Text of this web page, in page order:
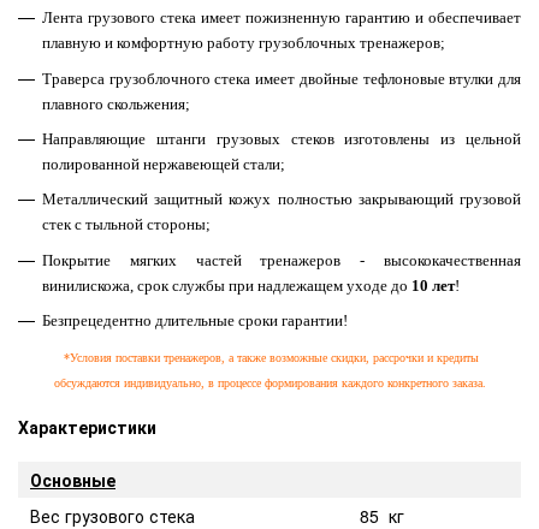
Лента грузового стека имеет пожизненную гарантию и обеспечивает
плавную и комфортную работу грузоблочных тренажеров;
Траверса грузоблочного стека имеет двойные тефлоновые втулки для
плавного скольжения;
Направляющие штанги грузовых стеков изготовлены из цельной
полированной нержавеющей стали;
Металлический защитный кожух полностью закрывающий грузовой
стек с тыльной стороны;
Покрытие мягких частей тренажеров - высококачественная
винилискожа, срок службы при надлежащем уходе до 10 лет!
Безпрецедентно длительные сроки гарантии!
*Условия поставки тренажеров, а также возможные скидки, рассрочки и кредиты
обсуждаются индивидуально, в процессе формирования каждого конкретного заказа.
Характеристики
Основные
Вес грузового стека
85 кг